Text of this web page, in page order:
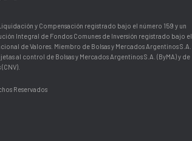
y Compensación registrado bajo el número 159 y un
Integral de Fondos Comunes de Inversión registrado bajo el
de Valores. Miembro de Bolsas y Mercados Argentinos S.A.
al control de Bolsas y Mercados Argentinos S.A. (ByMA) y de
Reservados